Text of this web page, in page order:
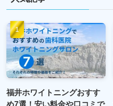
福井ホワイトニングおすす
め7選！安い料金や口コミで